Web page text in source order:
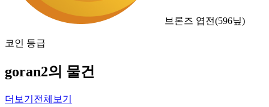
브론즈 엽전(596닢)
코인 등급
goran2의 물건
더보기 전체보기